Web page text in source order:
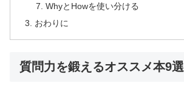
WhyとHowを使い分ける
おわりに
質問力を鍛えるオススメ本9選